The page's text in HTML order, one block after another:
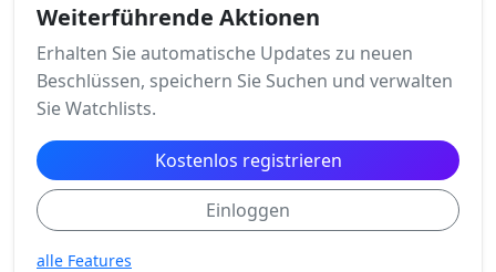
Weiterführende Aktionen
Erhalten Sie automatische Updates zu neuen
Beschlüssen, speichern Sie Suchen und verwalten
Sie Watchlists.
Kostenlos registrieren
Einloggen
alle Features